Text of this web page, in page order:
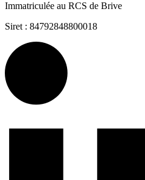
Immatriculée au RCS de Brive
Siret : 84792848800018